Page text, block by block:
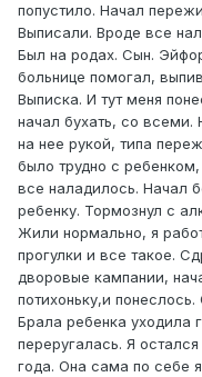
попустило. Начал
Выписали. Вроде все
Был на родах. Сын.
больнице помогал,
Выписка. И тут меня
начал бухать, со всеми.
на нее рукой, типа
было трудно с
все наладилось. Начал
ребенку. Тормознул с
Жили нормально, я
прогулки и все такое.
дворовые кампании,
потихоньку,и
Брала ребенка уходила
переругалась. Я
года. Она сама по себе